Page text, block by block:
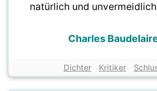
natürlich und
Charles
Dichter Kritiker